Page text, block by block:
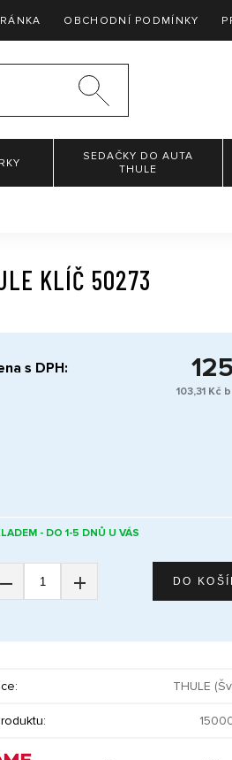
OBCHODNÍ PODMÍNKY
SEDAČKY DO AUTA
THULE
KLÍČ 50273
s DPH:
103,31 Kč
- DO 1-5 DNŮ U VÁS
+
THULE